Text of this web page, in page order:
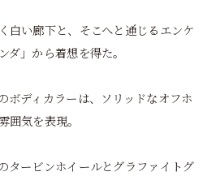
白い廊下と、そこへと通じるエンケ
」から着想を得た。
ボディカラーは、ソリッドなオフホ
囲気を表現。
タービンホイールとグラファイトグ